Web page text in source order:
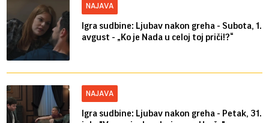
NAJAVA
Igra sudbine: Ljubav nakon greha - Subota, 1.
avgust - „Ko je Nada u celoj toj priči!?“
NAJAVA
Igra sudbine: Ljubav nakon greha - Petak, 31.